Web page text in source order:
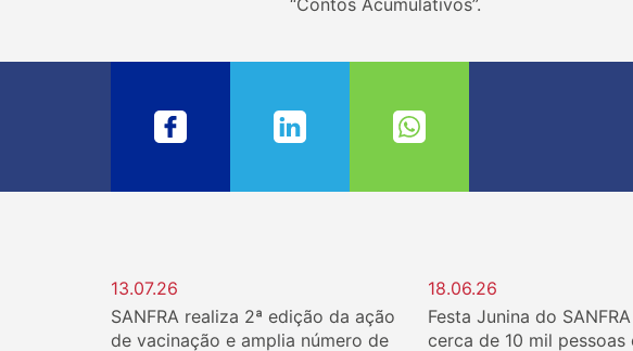
“Contos Acumulativos”.
13.07.26
SANFRA realiza 2ª edição da ação
de vacinação e amplia número de
18.06.26
Festa Junina do
cerca de 10 mil pessoas